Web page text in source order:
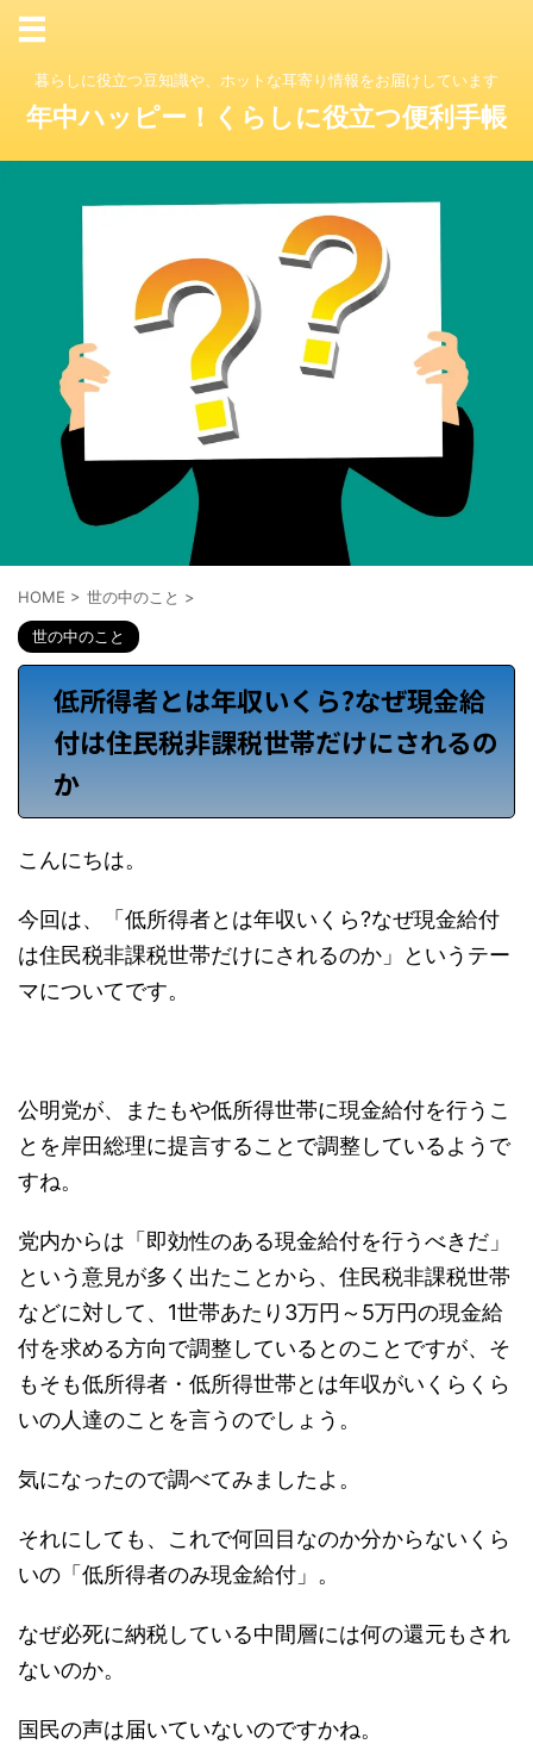
暮らしに役立つ豆知識や、ホットな耳寄り情報をお届けしています
年中ハッピー！くらしに役立つ便利手帳
HOME > 世の中のこと >
世の中のこと
低所得者とは年収いくら?なぜ現金給
付は住民税非課税世帯だけにされるの
か
こんにちは。
今回は、「低所得者とは年収いくら?なぜ現金給付
は住民税非課税世帯だけにされるのか」というテー
マについてです。
公明党が、またもや低所得世帯に現金給付を行うこ
とを岸田総理に提言することで調整しているようで
すね。
党内からは「即効性のある現金給付を行うべきだ」
という意見が多く出たことから、住民税非課税世帯
などに対して、1世帯あたり3万円～5万円の現金給
付を求める方向で調整しているとのことですが、そ
もそも低所得者・低所得世帯とは年収がいくらくら
いの人達のことを言うのでしょう。
気になったので調べてみましたよ。
それにしても、これで何回目なのか分からないくら
いの「低所得者のみ現金給付」。
なぜ必死に納税している中間層には何の還元もされ
ないのか。
国民の声は届いていないのですかね。